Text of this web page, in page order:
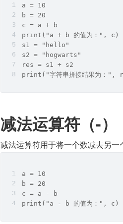
a = 10
b = 20
c = a + b
print("a + b 的值为：", c)
s1 = "hello"
s2 = "hogwarts"
res = s1 + s2
print("字符串拼接结果为：",
减法运算符（-）
减法运算符用于将一个数减去另一
a = 10
b = 20
c = a - b
print("a - b 的值为：", c)